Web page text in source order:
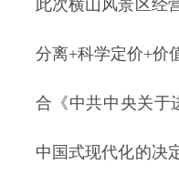
此次横山风景区经
分离+科学定价+价
合《中共中央关于
中国式现代化的决